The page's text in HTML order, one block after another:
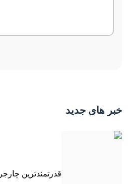
خبر های جدید
قدرتمندترین چارجر ۶ سیلندر، معرفی شد